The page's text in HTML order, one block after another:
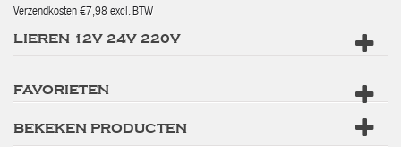
Verzendkosten €7,98 excl. BTW
LIEREN 12V 24V 220V
FAVORIETEN
BEKEKEN PRODUCTEN